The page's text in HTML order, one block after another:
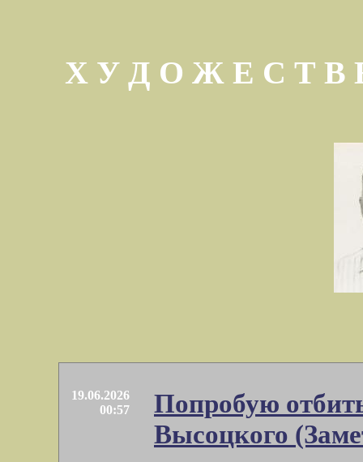
Х У Д О Ж Е С Т
19.06.2026
00:57
Попробую
Высоцкого